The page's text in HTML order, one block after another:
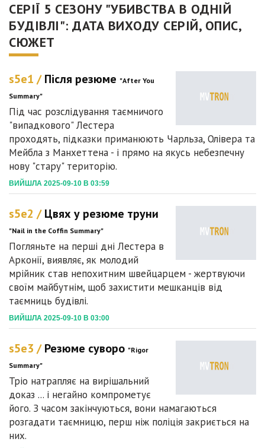
СЕРІЇ 5 СЕЗОНУ "УБИВСТВА В ОДНІЙ
БУДІВЛІ": ДАТА ВИХОДУ СЕРІЙ, ОПИС,
СЮЖЕТ
s5e1 /Після резюме "After You
Summary"
Під час розслідування таємничого
"випадкового" Лестера
проходять, підказки приманюють Чарльза, Олівера та
Мейбла з Манхеттена - і прямо на якусь небезпечну
нову "стару" територію.
ВИЙШЛА 2025-09-10 В 03:59
s5e2 /Цвях у резюме труни
"Nail in the Coffin Summary"
Погляньте на перші дні Лестера в
Арконії, виявляє, як молодий
мрійник став непохитним швейцарцем - жертвуючи
своїм майбутнім, щоб захистити мешканців від
таємниць будівлі.
ВИЙШЛА 2025-09-10 В 03:00
s5e3 /Резюме суворо "Rigor
Summary"
Тріо натрапляє на вирішальний
доказ ... і негайно компрометує
його. З часом закінчуються, вони намагаються
розгадати таємницю, перш ніж поліція закриється на
них.